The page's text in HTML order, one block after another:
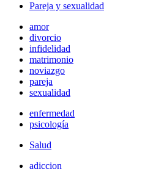
Pareja y sexualidad
amor
divorcio
infidelidad
matrimonio
noviazgo
pareja
sexualidad
enfermedad
psicología
Salud
adiccion